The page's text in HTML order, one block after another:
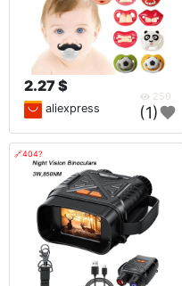
2.27 $
259
aliexpress (1)
🔗404?